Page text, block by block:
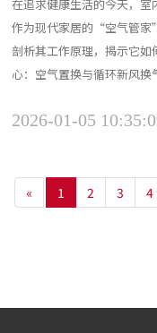
在追求健康生活的今天，
作为现代家居的“空气管家
剖析其工作原理，揭示它
心：空气置换与循环新风
空气的持续交换。这一过程
2026-01-05
« 1 2 3 4